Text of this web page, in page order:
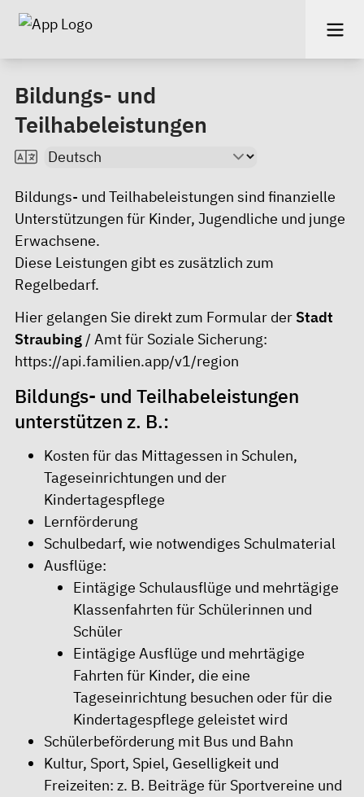
Bildungs- und
Teilhabeleistungen
Bildungs- und Teilhabeleistungen sind finanzielle
Unterstützungen für Kinder, Jugendliche und junge
Erwachsene.
Diese Leistungen gibt es zusätzlich zum
Regelbedarf.
Hier gelangen Sie direkt zum Formular der Stadt
Straubing / Amt für Soziale Sicherung:
https://api.familien.app/v1/region
Bildungs- und Teilhabeleistungen
unterstützen z. B.:
Kosten für das Mittagessen in Schulen,
Tageseinrichtungen und der
Kindertagespflege
Lernförderung
Schulbedarf, wie notwendiges Schulmaterial
Ausflüge:
Eintägige Schulausflüge und mehrtägige
Klassenfahrten für Schülerinnen und
Schüler
Eintägige Ausflüge und mehrtägige
Fahrten für Kinder, die eine
Tageseinrichtung besuchen oder für die
Kindertagespflege geleistet wird
Schülerbeförderung mit Bus und Bahn
Kultur, Sport, Spiel, Geselligkeit und
Freizeiten: z. B. Beiträge für Sportvereine und